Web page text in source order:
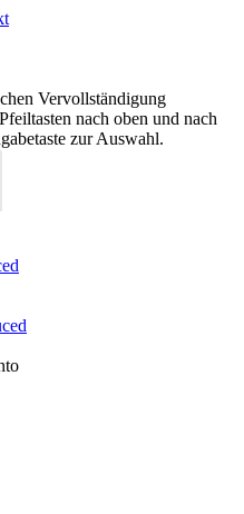
Vervollständigung
nach oben und nach
zur Auswahl.